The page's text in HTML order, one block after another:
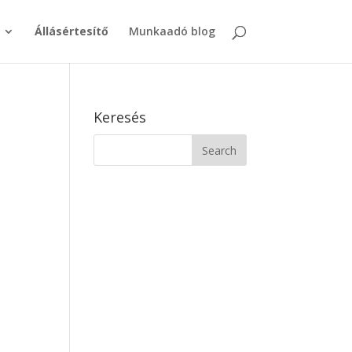
Állásértesítő Munkaadó blog
Keresés